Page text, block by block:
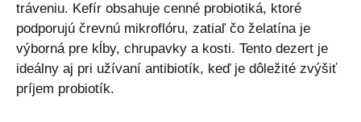
tráveniu. Kefír obsahuje cenné probiotiká, ktoré
podporujú črevnú mikroflóru, zatiaľ čo želatína je
výborná pre kĺby, chrupavky a kosti. Tento dezert je
ideálny aj pri užívaní antibiotík, keď je dôležité zvýšiť
príjem probiotík.